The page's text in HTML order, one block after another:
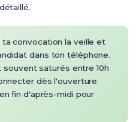
ta convocation la veille et
dans ton téléphone.
souvent saturés entre 10h
dès l'ouverture
fin d'après-midi pour